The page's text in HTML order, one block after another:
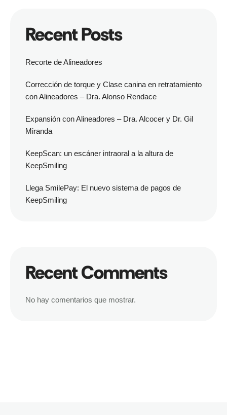
Recent Posts
Recorte de Alineadores
Corrección de torque y Clase canina en retratamiento
con Alineadores – Dra. Alonso Rendace
Expansión con Alineadores – Dra. Alcocer y Dr. Gil
Miranda
KeepScan: un escáner intraoral a la altura de
KeepSmiling
Llega SmilePay: El nuevo sistema de pagos de
KeepSmiling
Recent Comments
No hay comentarios que mostrar.